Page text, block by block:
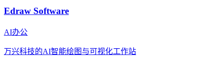
Edraw Software
AI办公
万兴科技的AI智能绘图与可视化工作站